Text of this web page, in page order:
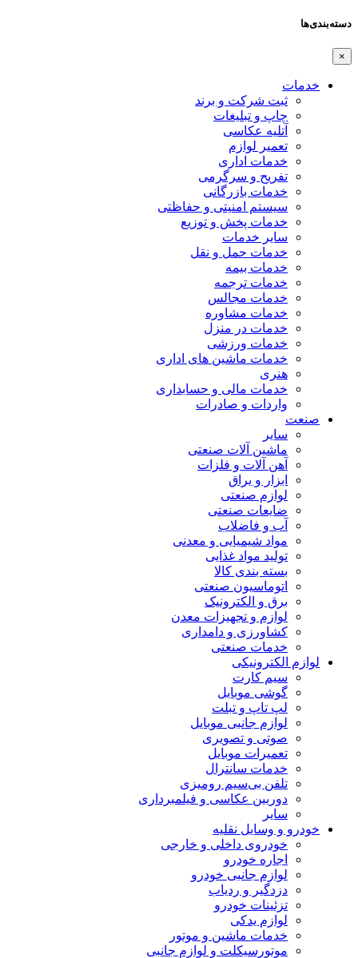
دسته‌بندی‌ها
×
خدمات
ثبت شرکت و برند
چاپ و تبلیغات
آتلیه عکاسی
تعمیر لوازم
خدمات اداری
تفریح و سرگرمی
خدمات بازرگانی
سیستم امنیتی و حفاظتی
خدمات پخش و توزیع
سایر خدمات
خدمات حمل و نقل
خدمات بیمه
خدمات ترجمه
خدمات مجالس
خدمات مشاوره
خدمات در منزل
خدمات ورزشی
خدمات ماشین های اداری
هنری
خدمات مالی و حسابداری
واردات و صادرات
صنعت
سایر
ماشین آلات صنعتی
آهن آلات و فلزات
ابزار و یراق
لوازم صنعتی
ضایعات صنعتی
آب و فاضلاب
مواد شیمیایی و معدنی
تولید مواد غذایی
بسته بندی کالا
اتوماسیون صنعتی
برق و الکترونیک
لوازم و تجهیزات معدن
کشاورزی و دامداری
خدمات صنعتی
لوازم الکترونیکی
سیم کارت
گوشی موبایل
لپ تاپ و تبلت
لوازم جانبی موبایل
صوتی و تصویری
تعمیرات موبایل
خدمات سانترال
تلفن بی‌سیم رومیزی
دوربین عکاسی و فیلمبرداری
سایر
خودرو و وسایل نقلیه
خودروی داخلی و خارجی
اجاره خودرو
لوازم جانبی خودرو
دزدگیر و ردیاب
تزئینات خودرو
لوازم یدکی
خدمات ماشین و موتور
موتورسیکلت و لوازم جانبی